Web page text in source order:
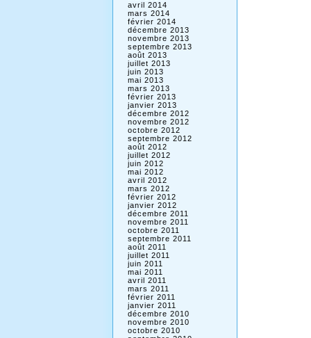
avril 2014
mars 2014
février 2014
décembre 2013
novembre 2013
septembre 2013
août 2013
juillet 2013
juin 2013
mai 2013
mars 2013
février 2013
janvier 2013
décembre 2012
novembre 2012
octobre 2012
septembre 2012
août 2012
juillet 2012
juin 2012
mai 2012
avril 2012
mars 2012
février 2012
janvier 2012
décembre 2011
novembre 2011
octobre 2011
septembre 2011
août 2011
juillet 2011
juin 2011
mai 2011
avril 2011
mars 2011
février 2011
janvier 2011
décembre 2010
novembre 2010
octobre 2010